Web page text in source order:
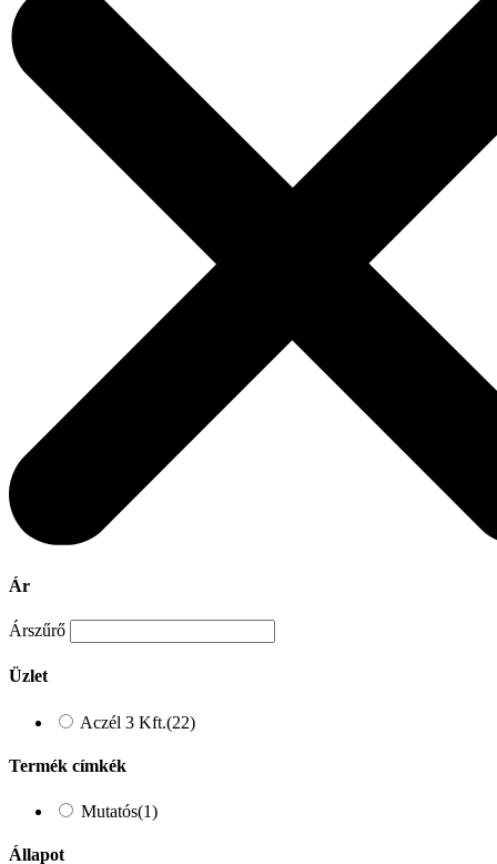
Ár
Árszűrő
Üzlet
Aczél 3 Kft.(22)
Termék címkék
Mutatós(1)
Állapot